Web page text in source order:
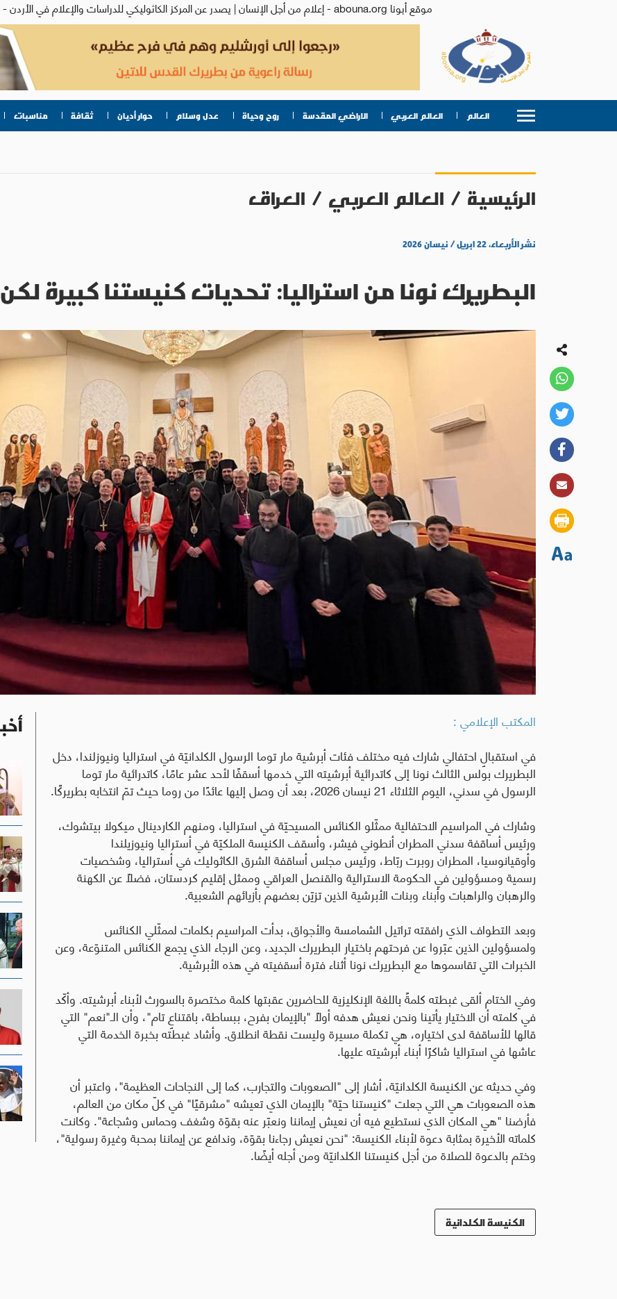
موقع أبونا abouna.org - إعلام من أجل الإنسان | يصدر عن المركز الكاثوليكي للدراسات والإعلام في الأردن - رئيس التحرير: الأب د.رفعت بدر
العالم العالم العربي الاراضي المقدسة روح وحياة عدل وسلام حوار أديان ثقافة مناسبات
الرئيسية / العالم العربي / العراق
نشر الأربعاء، ٢٢ ابريل / نيسان ٢٠٢٦
البطريرك نونا من استراليا: تحديات كنيستنا كبيرة
المكتب الإعلامي :
في استقبالٍ احتفالي شارك فيه مختلف فئات أبرشية مار توما الرسول الكلدانيّة في استراليا ونيوزلندا، دخل
البطريرك بولس الثالث نونا إلى كاتدرائية أبرشيته التي خدمها أسقفًا لأحد عشر عامًا، كاتدرائية مار توما
الرسول في سدني، اليوم الثلاثاء 21 نيسان 2026، بعد أن وصل إليها عائدًا من روما حيث تمّ انتخابه بطريركًا.
وشارك في المراسيم الاحتفالية ممثّلو الكنائس المسيحيّة في استراليا، ومنهم الكاردينال ميكولا بيتشوك،
ورئيس أساقفة سدني المطران أنطوني فيشر، وأسقف الكنيسة الملكيّة في أستراليا ونيوزيلندا
وأوقيانوسيا، المطران روبرت ربّاط، ورئيس مجلس أساقفة الشرق الكاثوليك في أستراليا، وشخصيات
رسمية ومسؤولين في الحكومة الاسترالية والقنصل العراقي وممثل إقليم كردستان، فضلاً عن الكهنة
والرهبان والراهبات وأبناء وبنات الأبرشية الذين تزيّن بعضهم بأزيائهم الشعبية.
وبعد التطواف الذي رافقته تراتيل الشمامسة والأجواق، بدأت المراسيم بكلمات لممثّلي الكنائس
ولمسؤولين الذين عبّروا عن فرحتهم باختيار البطريرك الجديد، وعن الرجاء الذي يجمع الكنائس المتنوّعة، وعن
الخبرات التي تقاسموها مع البطريرك نونا أثناء فترة أسقفيته في هذه الأبرشية.
وفي الختام ألقى غبطته كلمةً باللغة الإنكليزية للحاضرين عقبتها كلمة مختصرة بالسورث لأبناء أبرشيته. وأكّد
في كلمته أن الاختيار يأتينا ونحن نعيش هدفه أولاً "بالإيمان بفرح، ببساطة، باقتناعٍ تام"، وأن الـ"نعم" التي
قالها للأساقفة لدى اختياره، هي تكملة مسيرة وليست نقطة انطلاق. وأشاد غبطته بخبرة الخدمة التي
عاشها في استراليا شاكرًا أبناء أبرشيته عليها.
وفي حديثه عن الكنيسة الكلدانيّة، أشار إلى "الصعوبات والتجارب، كما إلى النجاحات العظيمة"، واعتبر أن
هذه الصعوبات هي التي جعلت "كنيستنا حيّة" بالإيمان الذي تعيشه "مشرقيًا" في كلّ مكان من العالم،
فأرضنا "هي المكان الذي نستطيع فيه أن نعيش إيماننا ونعبّر عنه بقوّة وشغف وحماس وشجاعة". وكانت
كلماته الأخيرة بمثابة دعوة لأبناء الكنيسة: "نحن نعيش رجاءنا بقوّة، وندافع عن إيماننا بمحبة وغيرة رسولية"،
وختم بالدعوة للصلاة من أجل كنيستنا الكلدانيّة ومن أجله أيضًا.
الكنيسة الكلدانية